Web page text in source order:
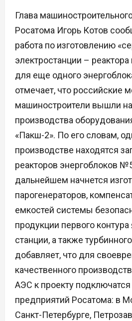
Глава
Росатома Игорь Котов
работа по изготовлению
электростанции –
для еще одного
отмечает, что российские
машиностроители вышли
производства
«Пакш-2». По его словам,
производстве находятся
реакторов энергоблоков
дальнейшем начнется
парогенераторов,
емкостей системы
продукции первого
станции, а также
добавляет, что для
качественного
АЭС к проекту
предприятий Росатома: в
Санкт-Петербурге,